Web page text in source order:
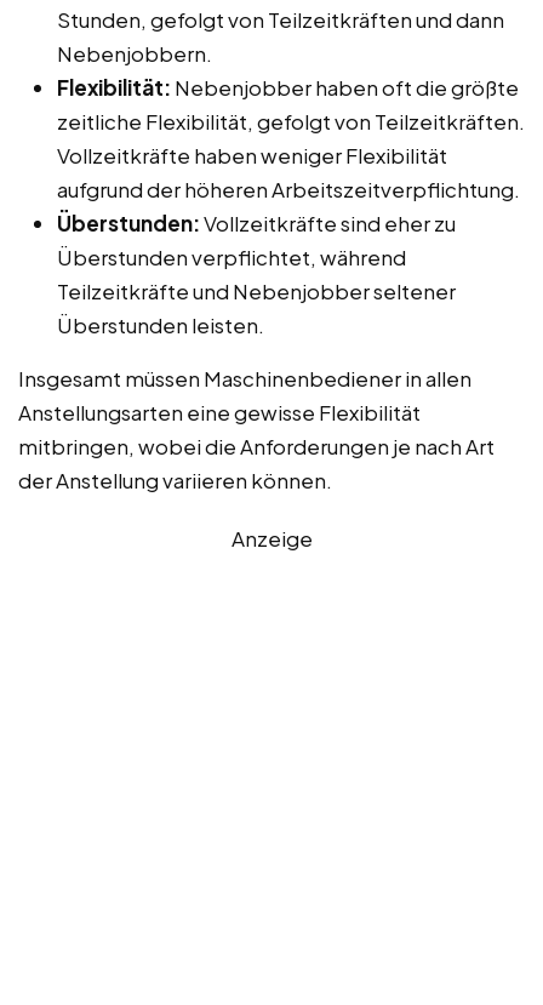
Stunden, gefolgt von Teilzeitkräften und dann
Nebenjobbern.
Flexibilität: Nebenjobber haben oft die größte
zeitliche Flexibilität, gefolgt von Teilzeitkräften.
Vollzeitkräfte haben weniger Flexibilität
aufgrund der höheren Arbeitszeitverpflichtung.
Überstunden:Vollzeitkräfte sind eher zu
Überstunden verpflichtet, während
Teilzeitkräfte und Nebenjobber seltener
Überstunden leisten.
Insgesamt müssen Maschinenbediener in allen
Anstellungsarten eine gewisse Flexibilität
mitbringen, wobei die Anforderungen je nach Art
der Anstellung variieren können.
Anzeige